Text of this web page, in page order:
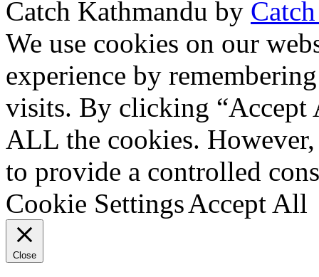
Catch Kathmandu by
Scroll
Up
We use cookies on our
experience by
visits. By clicking “Accept
ALL the cookies.
to provide a controlled
Cookie Settings Accept All
Close